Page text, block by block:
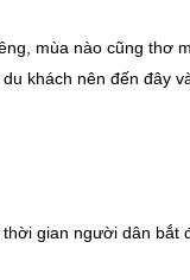
mùa nào cũng thơ
khách nên đến đây
gian người dân bắt